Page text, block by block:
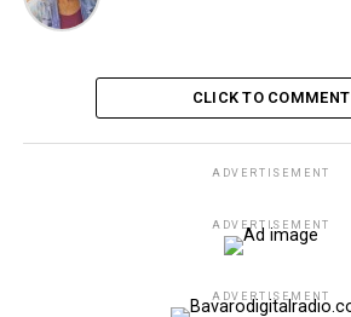
CLICK TO COMMENT
ADVERTISEMENT
ADVERTISEMENT
ADVERTISEMENT